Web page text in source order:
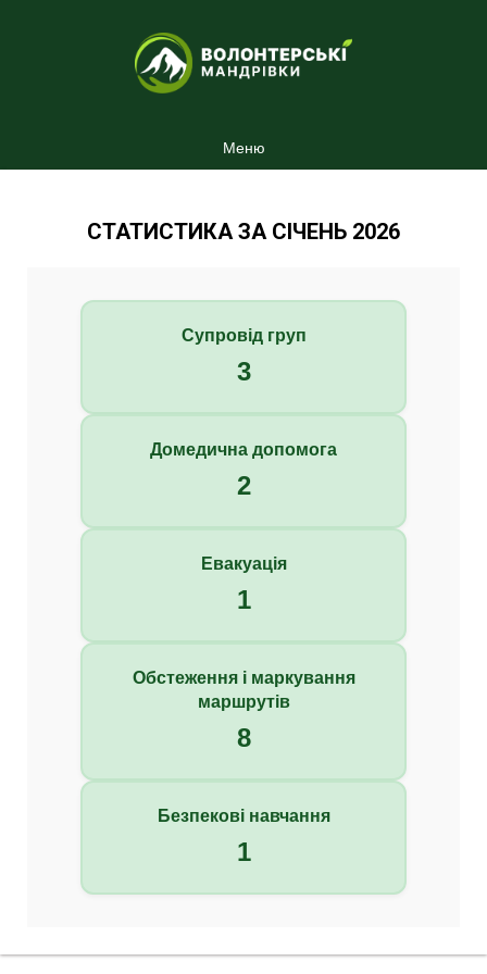
Меню
СТАТИСТИКА ЗА СІЧЕНЬ 2026
Супровід груп
3
Домедична допомога
2
Евакуація
1
Обстеження і маркування
маршрутів
8
Безпекові навчання
1